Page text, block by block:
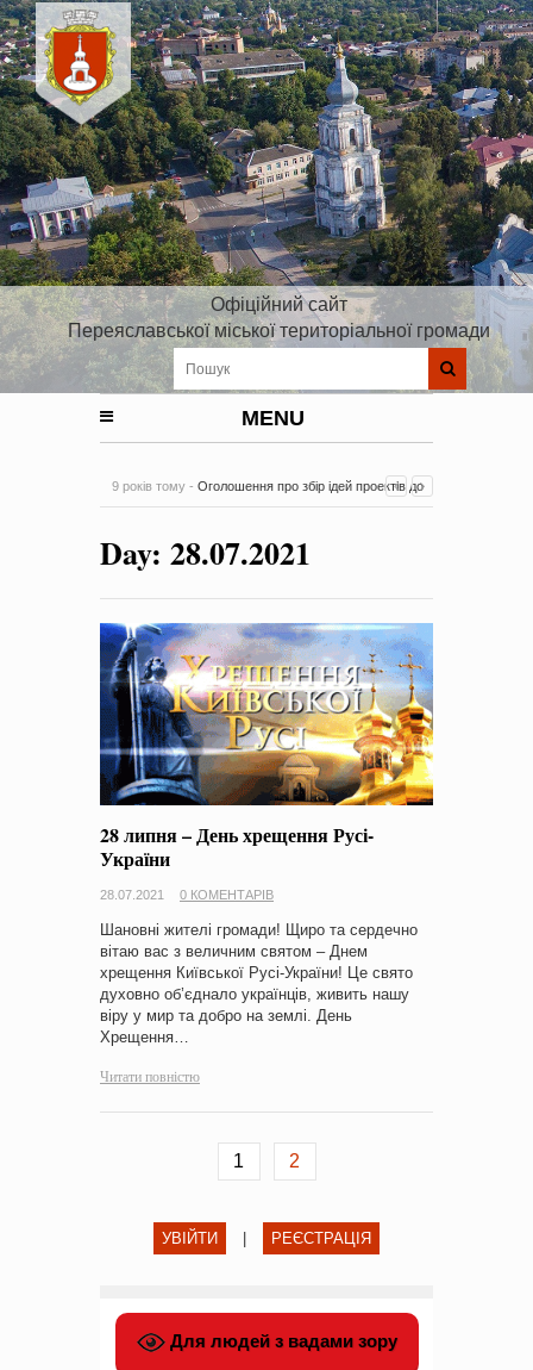
Офіційний сайт
Переяславської міської територіальної громади
MENU
9 років тому - Оголошення про збір ідей проектів до
на період 2018 – 2020 роки Оголошення про збір ідей
проектів
-0 Коментарів
Day: 28.07.2021
28 липня – День хрещення Русі-
України
28.07.2021 0 КОМЕНТАРІВ
Шановні жителі громади! Щиро та сердечно
вітаю вас з величним святом – Днем
хрещення Київської Русі-України! Це свято
духовно об’єднало українців, живить нашу
віру у мир та добро на землі. День
Хрещення…
Читати повністю
1 2
УВІЙТИ | РЕЄСТРАЦІЯ
Для людей з вадами зору